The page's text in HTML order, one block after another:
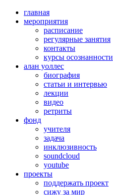
главная
мероприятия
расписание
регулярные занятия
контакты
курсы осознанности
алан уоллес
биография
статьи и интервью
лекции
видео
ретриты
фонд
учителя
задача
инклюзивность
soundcloud
youtube
проекты
поддержать проект
сижу за мир